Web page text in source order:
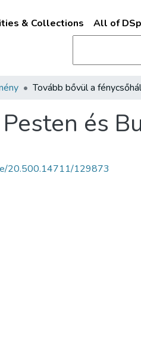
& Collections All of
és
20.500.14711/129873